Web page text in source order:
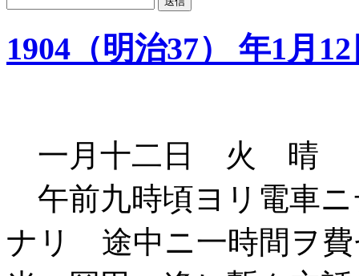
1904（明治37） 年1月
一月十二日 火 晴
午前九時頃ヨリ電車
ナリ 途中ニ一時間ヲ